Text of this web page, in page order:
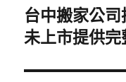
下
一
文
台中搬家公
未上市提供